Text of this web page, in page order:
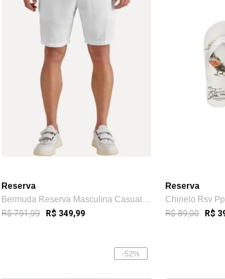
Reserva
Bermuda Reserva Masculina Casual Linho Branca
R$ 791,99 R$ 349,99
Reserva
Chinelo Rsv
R$ 89,00 R$
-52%